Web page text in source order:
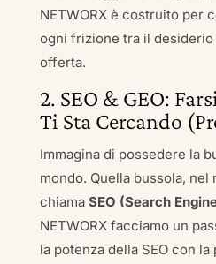
NETWORX è costruito per
ogni frizione tra il
offerta.
2. SEO & GEO:
Ti Sta Cercando
Immagina di possedere la
mondo. Quella bussola,
chiama SEO (Search
NETWORX facciamo un
la potenza della SEO con